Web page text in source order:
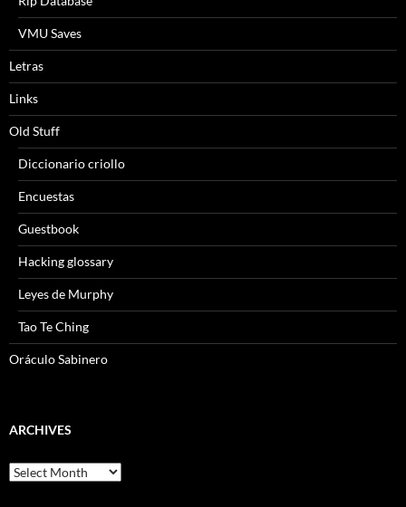
VMU Saves
Letras
Links
Old Stuff
Diccionario criollo
Encuestas
Guestbook
Hacking glossary
Leyes de Murphy
Tao Te Ching
Oráculo Sabinero
ARCHIVES
Archives